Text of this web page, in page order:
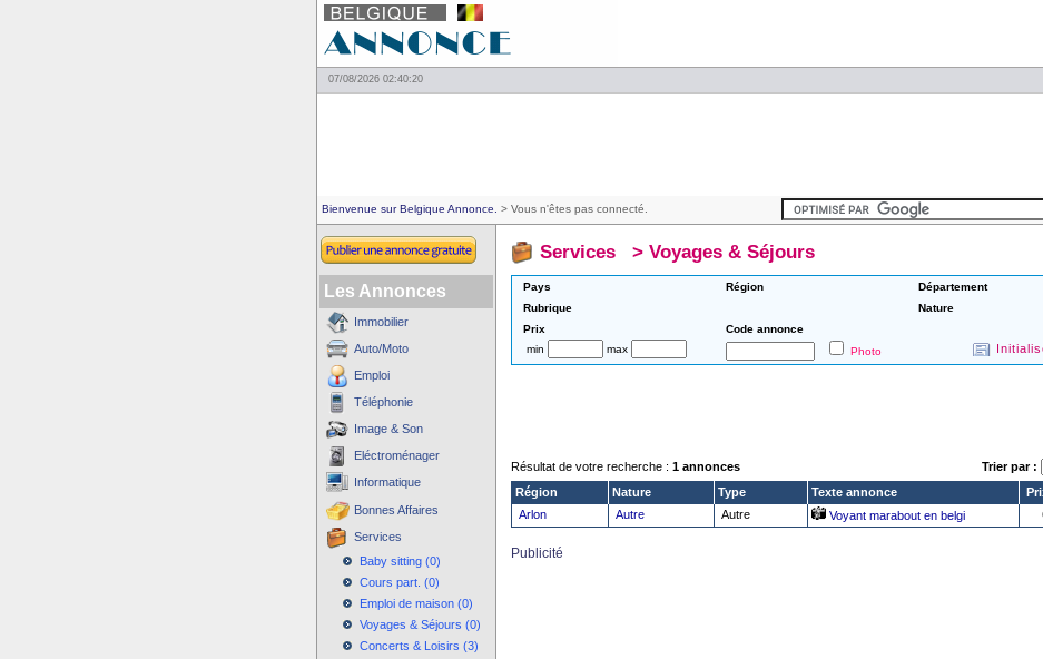
07/08/2026 02:40:20
Bienvenue sur Belgique Annonce. > Vous n'êtes pas connecté.
Les Annonces
Immobilier
Auto/Moto
Emploi
Téléphonie
Image & Son
Eléctroménager
Informatique
Bonnes Affaires
Services
Baby sitting (0)
Cours part. (0)
Emploi de maison (0)
Voyages & Séjours (0)
Concerts & Loisirs (3)
Services > Voyages & Séjours
Pays Région Département
Rubrique
Nature
Prix
Code annonce
min
max Photo
Résultat de votre recherche : 1 annonces
Trier par :
Région
Nature Type Texte annonce
Arlon
Autre Autre Voyant marabout en belgi
Publicité